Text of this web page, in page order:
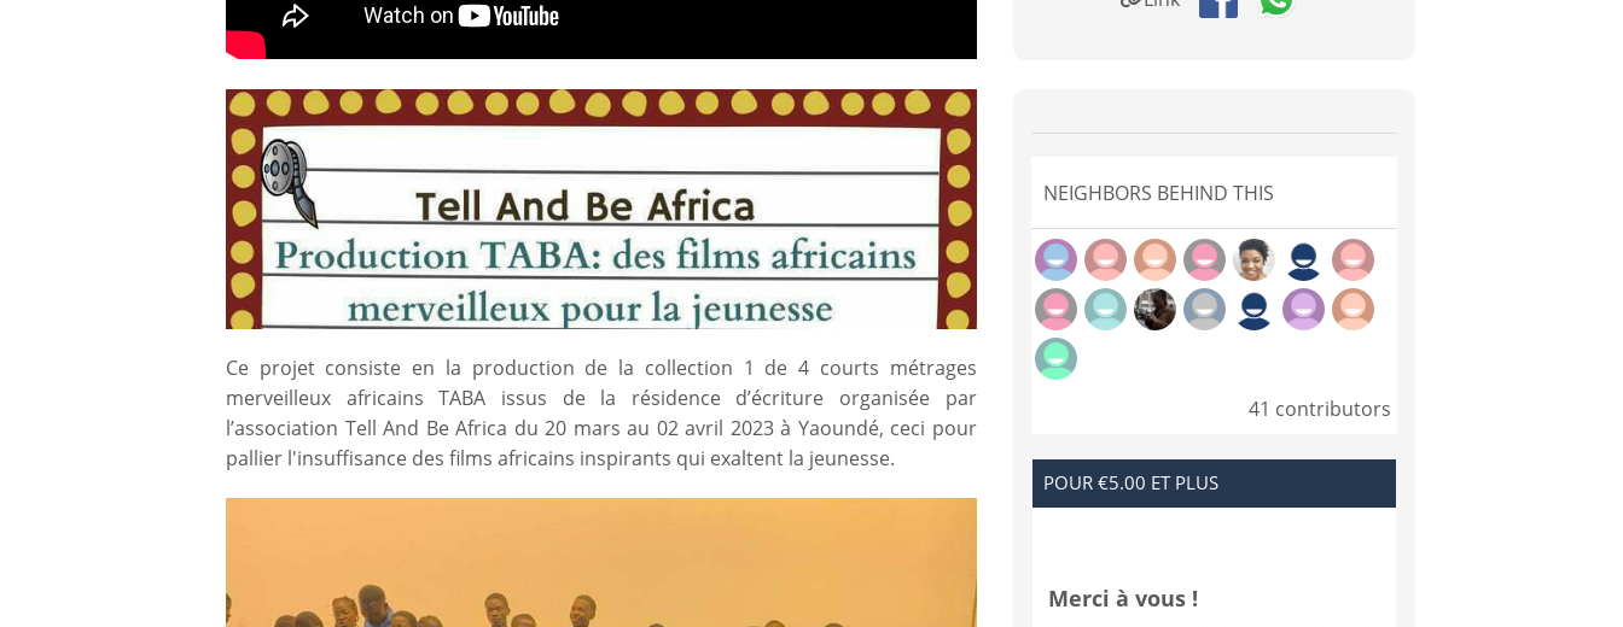
Ce projet consiste en la production de la collection 1 de 4 courts métrages
merveilleux africains TABA issus de la résidence d’écriture organisée par
l’association Tell And Be Africa du 20 mars au 02 avril 2023 à Yaoundé, ceci pour
pallier l'insuffisance des films africains inspirants qui exaltent la jeunesse.
NEIGHBORS BEHIND THIS
41 contributors
POUR €5.00 ET PLUS
Merci à vous !